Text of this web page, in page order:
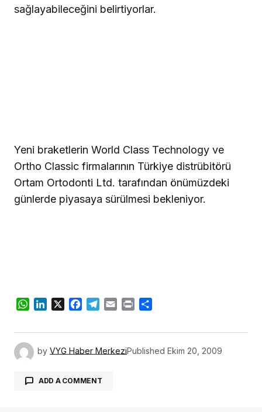
sağlayabileceğini belirtiyorlar.
Yeni braketlerin World Class Technology ve
Ortho Classic firmalarının Türkiye distrübitörü
Ortam Ortodonti Ltd. tarafından önümüzdeki
günlerde piyasaya sürülmesi bekleniyor.
WhatsApp
LinkedIn
X Facebook
Telegram
Email Print
by VYG Haber MerkeziPublished Ekim 20, 2009
ADD A COMMENT